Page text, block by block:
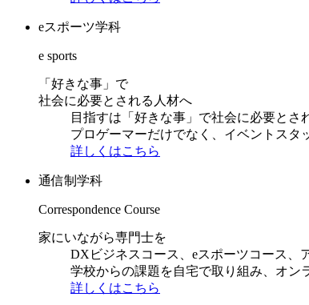
eスポーツ学科
e sports
「好きな事」で
社会に必要とされる人材へ
目指すは「好きな事」で社会に必要とさ
プロゲーマーだけでなく、イベントスタ
詳しくはこちら
通信制学科
Correspondence Course
家にいながら専門士を
DXビジネスコース、eスポーツコース、
学校からの課題を自宅で取り組み、オン
詳しくはこちら